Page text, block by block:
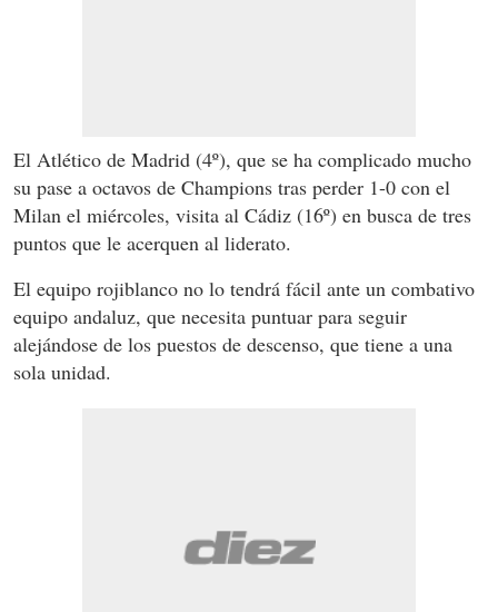
El Atlético de Madrid (4º), que se ha complicado mucho
su pase a octavos de Champions tras perder 1-0 con el
Milan el miércoles, visita al Cádiz (16º) en busca de tres
puntos que le acerquen al liderato.
El equipo rojiblanco no lo tendrá fácil ante un combativo
equipo andaluz, que necesita puntuar para seguir
alejándose de los puestos de descenso, que tiene a una
sola unidad.